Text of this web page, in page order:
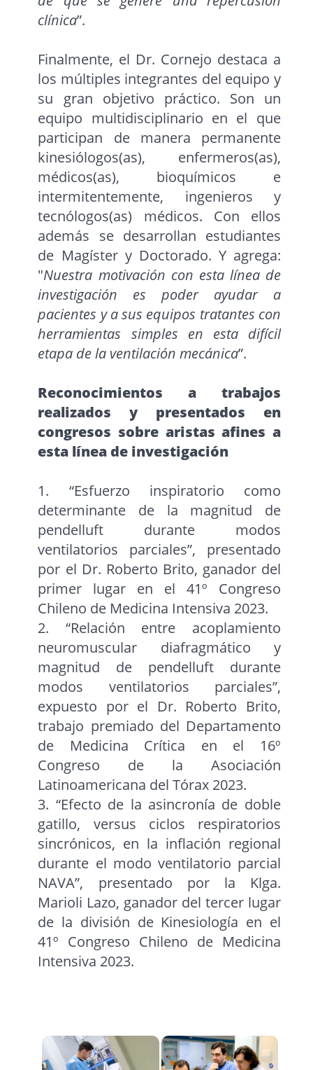
clínica”.
Finalmente, el Dr. Cornejo destaca a
los múltiples integrantes del equipo y
su gran objetivo práctico. Son un
equipo multidisciplinario en el que
participan de manera permanente
kinesiólogos(as), enfermeros(as),
médicos(as), bioquímicos e
intermitentemente, ingenieros y
tecnólogos(as) médicos. Con ellos
además se desarrollan estudiantes
de Magíster y Doctorado. Y agrega:
"Nuestra motivación con esta línea de
investigación es poder ayudar a
pacientes y a sus equipos tratantes con
herramientas simples en esta difícil
etapa de la ventilación mecánica”.
Reconocimientos a trabajos
realizados y presentados en
congresos sobre aristas afines a
esta línea de investigación
1. “Esfuerzo inspiratorio como
determinante de la magnitud de
pendelluft durante modos
ventilatorios parciales”, presentado
por el Dr. Roberto Brito, ganador del
primer lugar en el 41º Congreso
Chileno de Medicina Intensiva 2023.
2. “Relación entre acoplamiento
neuromuscular diafragmático y
magnitud de pendelluft durante
modos ventilatorios parciales”,
expuesto por el Dr. Roberto Brito,
trabajo premiado del Departamento
de Medicina Crítica en el 16º
Congreso de la Asociación
Latinoamericana del Tórax 2023.
3. “Efecto de la asincronía de doble
gatillo, versus ciclos respiratorios
sincrónicos, en la inflación regional
durante el modo ventilatorio parcial
NAVA”, presentado por la Klga.
Marioli Lazo, ganador del tercer lugar
de la división de Kinesiología en el
41º Congreso Chileno de Medicina
Intensiva 2023.